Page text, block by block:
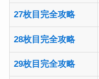
27枚目完全攻略
28枚目完全攻略
29枚目完全攻略